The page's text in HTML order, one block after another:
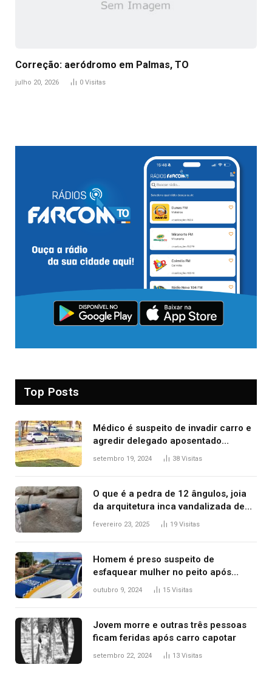
Correção: aeródromo em Palmas, TO
julho 20, 2026 0 Visitas
Top Posts
Médico é suspeito de invadir carro e
agredir delegado aposentado
durante confusão no trânsito
setembro 19, 2024 38 Visitas
O que é a pedra de 12 ângulos, joia
da arquitetura inca vandalizada de
forma irrecuperável
fevereiro 23, 2025 19 Visitas
Homem é preso suspeito de
esfaquear mulher no peito após
discussão por causa de drogas, diz
outubro 9, 2024 15 Visitas
Jovem morre e outras três pessoas
ficam feridas após carro capotar
setembro 22, 2024 13 Visitas